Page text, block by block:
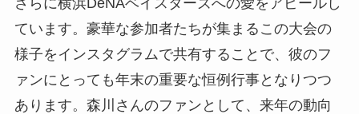
ています。豪華な参加者たちが集まるこの大会の
様子をインスタグラムで共有することで、彼のフ
ァンにとっても年末の重要な恒例行事となりつつ
あります。森川さんのファンとして、来年の動向